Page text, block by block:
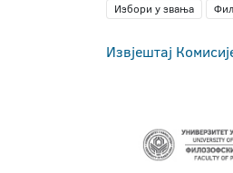
Избори у звања
Извјештај